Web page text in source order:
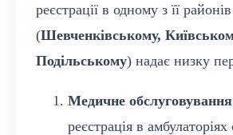
реєстрації в одному з її районів
(Шевченківському,
Подільському) надає низку
Медичне
реєстрація в амбулаторіях